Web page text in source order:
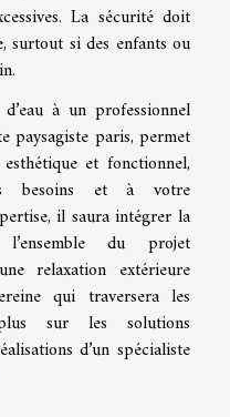
La sécurité doit
surtout si des enfants ou
à un professionnel
paysagiste paris, permet
et fonctionnel,
besoins et à votre
il saura intégrer la
du projet
relaxation extérieure
qui traversera les
sur les solutions
d’un spécialiste